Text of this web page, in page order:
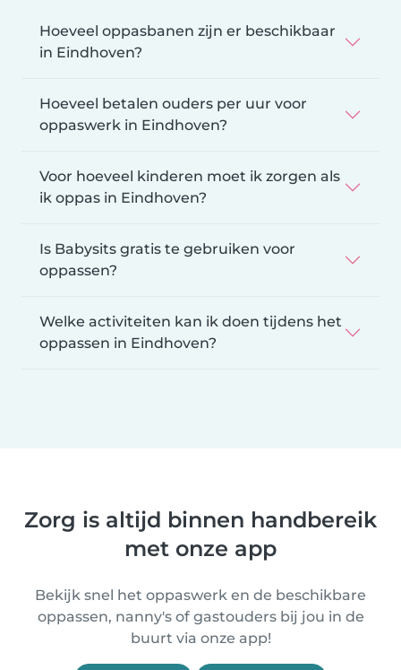
Hoeveel oppasbanen zijn er beschikbaar
in Eindhoven?
Hoeveel betalen ouders per uur voor
oppaswerk in Eindhoven?
Voor hoeveel kinderen moet ik zorgen als
ik oppas in Eindhoven?
Is Babysits gratis te gebruiken voor
oppassen?
Welke activiteiten kan ik doen tijdens het
oppassen in Eindhoven?
Zorg is altijd binnen handbereik
met onze app
Bekijk snel het oppaswerk en de beschikbare
oppassen, nanny's of gastouders bij jou in de
buurt via onze app!